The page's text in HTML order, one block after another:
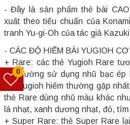
- Đây là sản phẩm thẻ bài
xuất theo tiêu chuẩn của
tranh Yu-gi-Oh của tác giả
- CÁC ĐỘ HIẾM BÀI YUGIOH
+ Rare: các thẻ Yugioh Rare
nó thường sử dụng nhũ bạc
bài Yugioh hiếm thường gặp
thẻ Rare dùng nhũ màu khác
lá nhạt, xanh dương nhạt, đỏ, tím.
+ Super Rare: thẻ Super Rare
0